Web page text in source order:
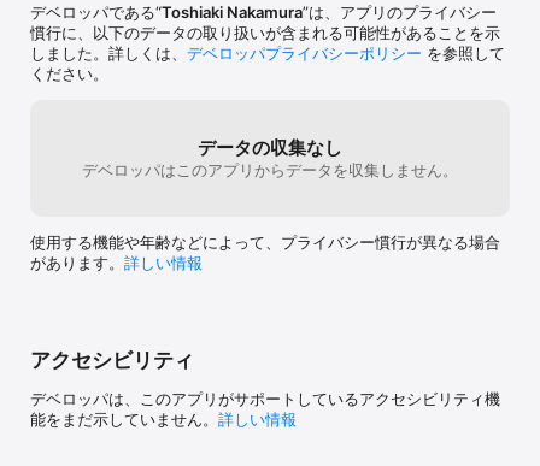
あなたの身の回りにある、『よく散らかしてしまうもの』、『まと
めておきたいもの』、『収納が難しいもの』などを探してくださ
い。
さて、お片づけは終わりましたか？
いつでも、心ゆくまで、思う存分ちらかしてください（パンダクリ
ンARがあるから安心です）。
ださい。AR（拡張現実）画面がクリンと現れます。AR画面のカメラ
ます。『片づけた状態』と見くらべながら、『現実のもの』をひと
つずつ整理していきましょう。
デベロッパである“Toshiaki Nakamura”は、アプリのプライバシー
慣行に、以下のデータの取り扱いが含まれる可能性があることを示
しました。詳しくは、 デベロッパプライバシーポリシー を参照して
ください。
データの収集なし
デベロッパはこのアプリからデータを収集しません。
使用する機能や年齢などによって、プライバシー慣行が異なる場合
があります。 詳しい情報
アクセシビリティ
デベロッパは、このアプリがサポートしているアクセシビリティ機
能をまだ示していません。 詳しい情報